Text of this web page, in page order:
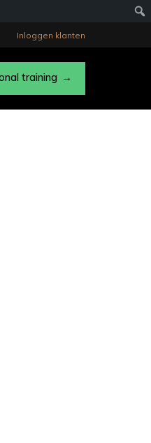
Inloggen klanten
training